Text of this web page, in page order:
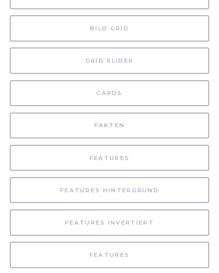
BILD GRID
GRID SLIDER
CARDS
FAKTEN
FEATURES
FEATURES HINTERGRUND
FEATURES INVERTIERT
FEATURES